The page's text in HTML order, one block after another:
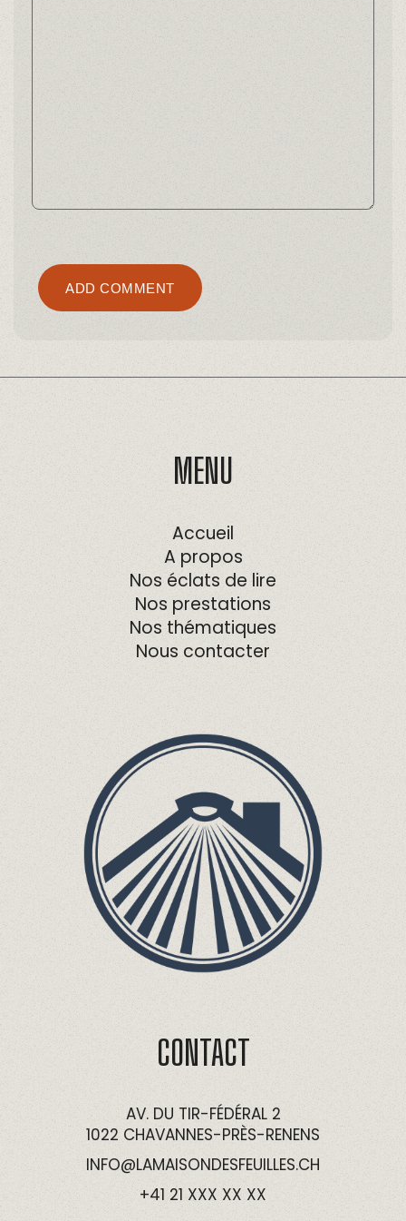
ADD COMMENT
MENU
Accueil
A propos
Nos éclats de lire
Nos prestations
Nos thématiques
Nous contacter
CONTACT
AV. DU TIR-FÉDÉRAL 2
1022 CHAVANNES-PRÈS-RENENS
INFO@LAMAISONDESFEUILLES.CH
+41 21 XXX XX XX